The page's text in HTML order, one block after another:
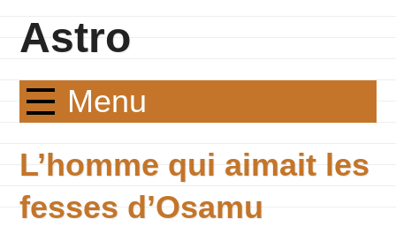
Astro
Menu
L’homme qui aimait les
fesses d’Osamu